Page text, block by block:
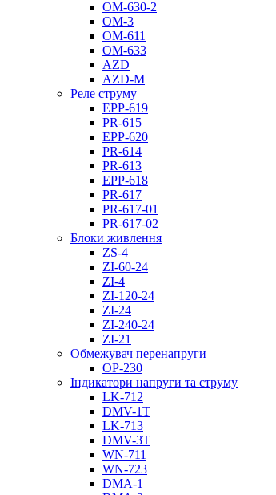
ОМ-630-2
ОМ-3
ОМ-611
ОМ-633
AZD
AZD-M
Реле струму
EPP-619
PR-615
EPP-620
PR-614
PR-613
EPP-618
PR-617
PR-617-01
PR-617-02
Блоки живлення
ZS-4
ZI-60-24
ZI-4
ZI-120-24
ZI-24
ZI-240-24
ZI-21
Обмежувач перенапруги
OP-230
Індикатори напруги та струму
LK-712
DMV-1T
LK-713
DMV-3T
WN-711
WN-723
DMA-1